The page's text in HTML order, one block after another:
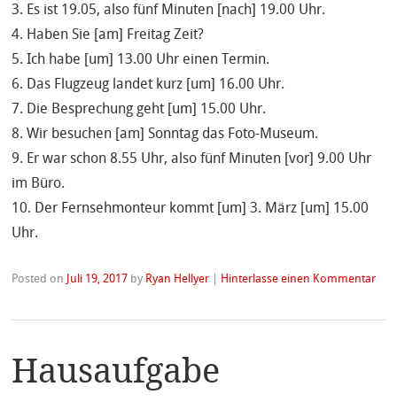
3. Es ist 19.05, also fünf Minuten [nach] 19.00 Uhr.
4. Haben Sie [am] Freitag Zeit?
5. Ich habe [um] 13.00 Uhr einen Termin.
6. Das Flugzeug landet kurz [um] 16.00 Uhr.
7. Die Besprechung geht [um] 15.00 Uhr.
8. Wir besuchen [am] Sonntag das Foto-Museum.
9. Er war schon 8.55 Uhr, also fünf Minuten [vor] 9.00 Uhr
im Büro.
10. Der Fernsehmonteur kommt [um] 3. März [um] 15.00
Uhr.
Posted on Juli 19, 2017 by Ryan Hellyer | Hinterlasse einen Kommentar
Hausaufgabe